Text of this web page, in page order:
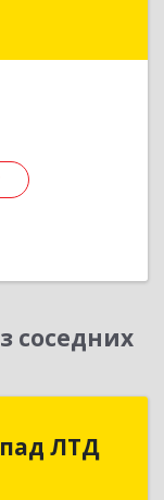
соседних
ЛТД
г,